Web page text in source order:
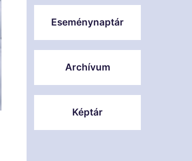
Eseménynaptár
Archívum
Képtár